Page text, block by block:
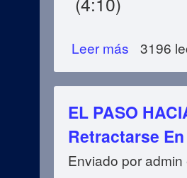
Leer más sobre EL
3196
EL PASO
Retractarse
Enviado poradmin